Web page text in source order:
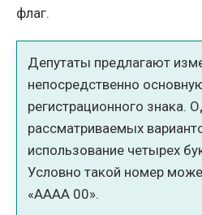
флаг.
Депутаты предлагают
непосредственно
регистрационного знака.
рассматриваемых
использование четырех
Условно такой номер
«АААА 00».